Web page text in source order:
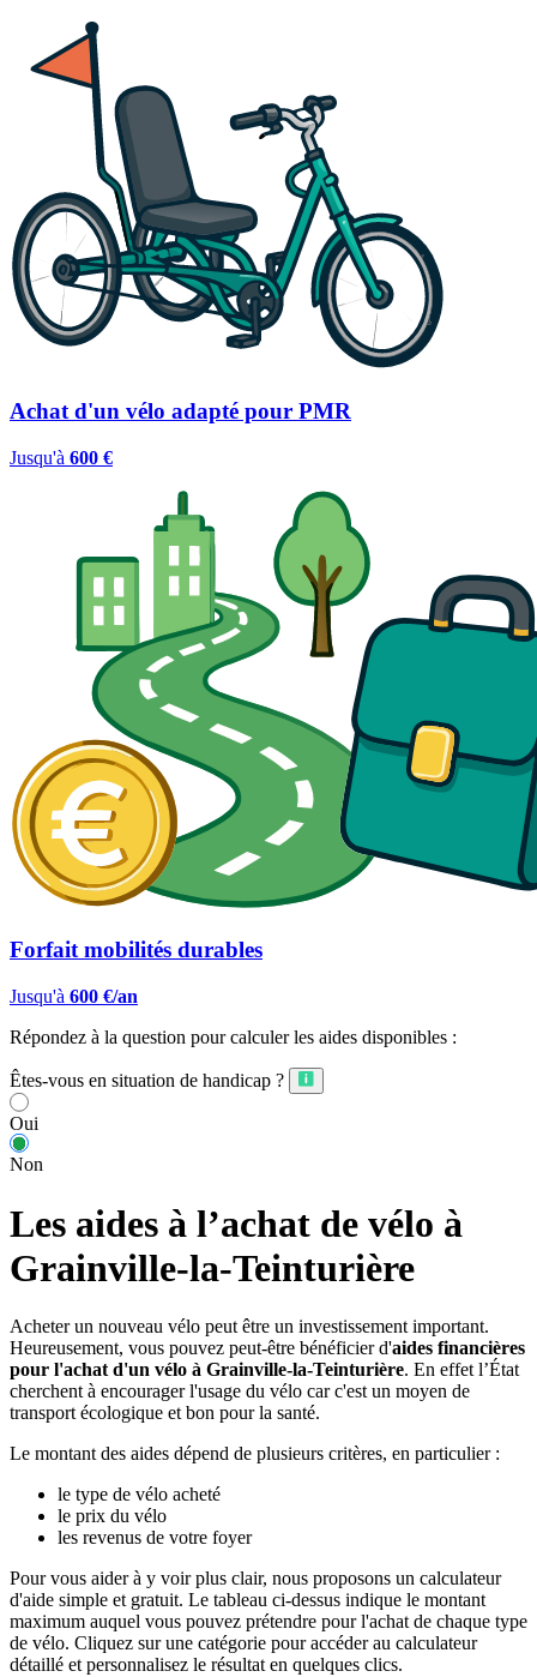
Achat d'un vélo adapté pour PMR
Jusqu'à 600 €
Forfait mobilités durables
Jusqu'à 600 €/an
Répondez à la question pour calculer les aides disponibles :
Êtes-vous en situation de handicap ?
Oui
Non
Les aides à l’achat de vélo à
Grainville-la-Teinturière
Acheter un nouveau vélo peut être un investissement important.
Heureusement, vous pouvez peut-être bénéficier d'aides financières
pour l'achat d'un vélo à Grainville-la-Teinturière. En effet l’État
cherchent à encourager l'usage du vélo car c'est un moyen de
transport écologique et bon pour la santé.
Le montant des aides dépend de plusieurs critères, en particulier :
le type de vélo acheté
le prix du vélo
les revenus de votre foyer
Pour vous aider à y voir plus clair, nous proposons un calculateur
d'aide simple et gratuit. Le tableau ci-dessus indique le montant
maximum auquel vous pouvez prétendre pour l'achat de chaque type
de vélo. Cliquez sur une catégorie pour accéder au calculateur
détaillé et personnalisez le résultat en quelques clics.